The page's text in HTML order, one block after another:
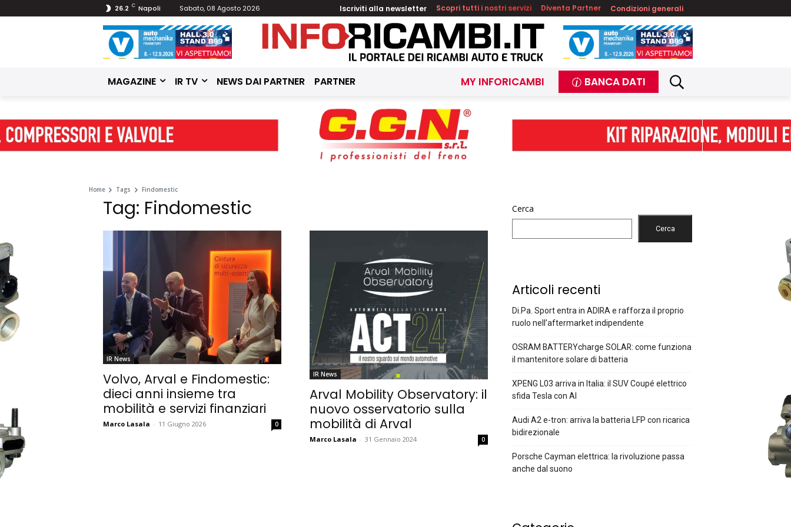
26.2 C Napoli Sabato, 08 Agosto 2026 Iscriviti alla newsletter Scopri tutti i nostri servizi Diventa Partner Condizioni generali
MAGAZINE IR TV NEWS DAI PARTNER PARTNER MY INFORICAMBI BANCA DATI
Home Tags Findomestic
Tag: Findomestic
IR News
Volvo, Arval e Findomestic:
dieci anni insieme tra
mobilità e servizi finanziari
Marco Lasala - 11 Giugno 2026 0
IR News
Arval Mobility Observatory: il
nuovo osservatorio sulla
mobilità di Arval
Marco Lasala - 31 Gennaio 2024 0
Cerca
Cerca
Articoli recenti
Di.Pa. Sport entra in ADIRA e rafforza il proprio
ruolo nell’aftermarket indipendente
OSRAM BATTERYcharge SOLAR: come funziona
il mantenitore solare di batteria
XPENG L03 arriva in Italia: il SUV Coupé elettrico
sfida Tesla con AI
Audi A2 e-tron: arriva la batteria LFP con ricarica
bidirezionale
Porsche Cayman elettrica: la rivoluzione passa
anche dal suono